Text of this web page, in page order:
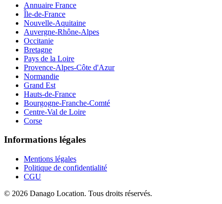
Annuaire France
Île-de-France
Nouvelle-Aquitaine
Auvergne-Rhône-Alpes
Occitanie
Bretagne
Pays de la Loire
Provence-Alpes-Côte d'Azur
Normandie
Grand Est
Hauts-de-France
Bourgogne-Franche-Comté
Centre-Val de Loire
Corse
Informations légales
Mentions légales
Politique de confidentialité
CGU
© 2026 Danago Location. Tous droits réservés.